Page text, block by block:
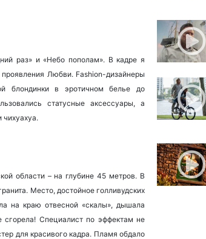
раз» и «Небо пополам». В кадре я
Любви. Fashion-дизайнеры
блондинки в эротичном белье до
статусные аксессуары, а
области – на глубине 45 метров. В
Место, достойное голливудских
на краю отвесной «скалы», дышала
Специалист по эффектам не
для красивого кадра. Пламя обдало